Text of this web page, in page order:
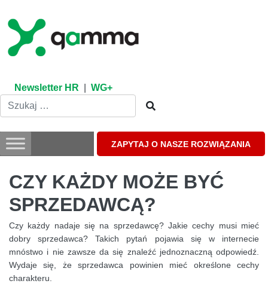
content
Newsletter HR WG+
ZAPYTAJ O NASZE ROZWIĄZANIA
CZY KAŻDY MOŻE BYĆ
SPRZEDAWCĄ?
Czy każdy nadaje się na sprzedawcę? Jakie cechy musi mieć
dobry sprzedawca? Takich pytań pojawia się w internecie
mnóstwo i nie zawsze da się znaleźć jednoznaczną odpowiedź.
Wydaje się, że sprzedawca powinien mieć określone cechy
charakteru.